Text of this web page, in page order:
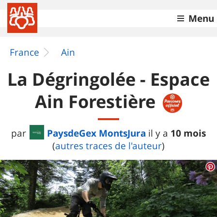
Menu
France Ain
La Dégringolée - Espace
Ain Forestière
par PaysdeGex MontsJura il y a 10 mois
(autres traces de l'auteur)